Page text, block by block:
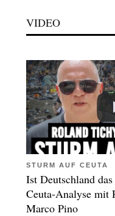
VIDEO
STURM AUF CEUTA
Ist Deutschland
Ceuta-Analyse mit
Marco Pino